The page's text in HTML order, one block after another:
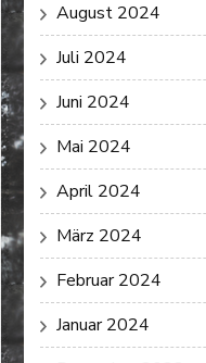
August 2024
Juli 2024
Juni 2024
Mai 2024
April 2024
März 2024
Februar 2024
Januar 2024